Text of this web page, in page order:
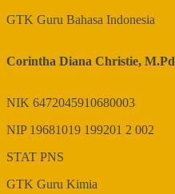
GTK Guru Bahasa Indonesia
Corintha Diana Christie, M.Pd
NIK 6472045910680003
NIP 19681019 199201 2 002
STAT PNS
GTK Guru Kimia